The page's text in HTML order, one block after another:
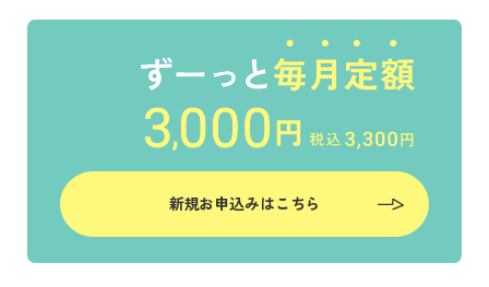
新規お申込みはこちら